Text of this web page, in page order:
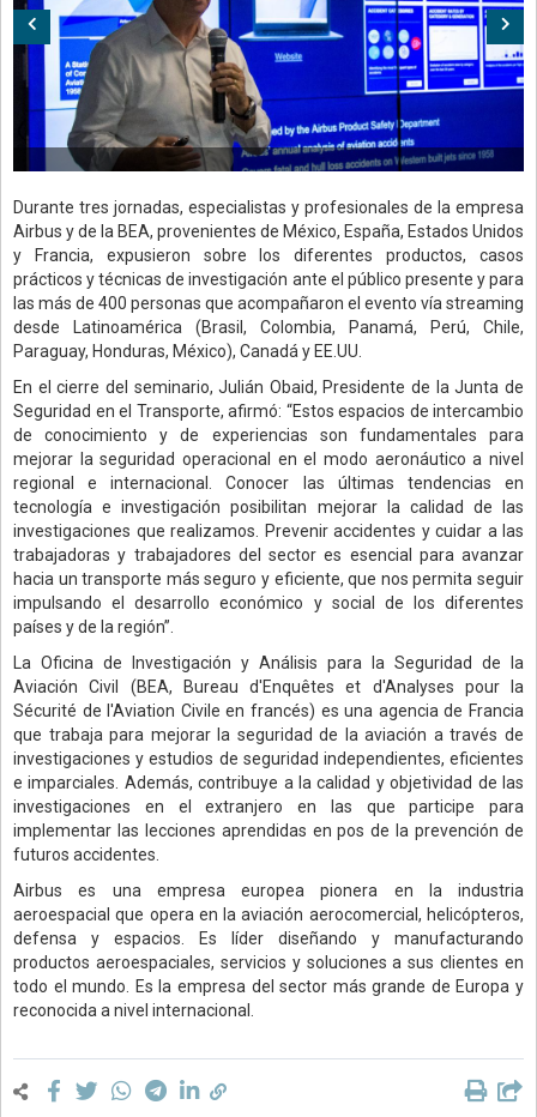
Anterior
Durante tres jornadas, especialistas y profesionales de la empresa
Airbus y de la BEA, provenientes de México, España, Estados Unidos
y Francia, expusieron sobre los diferentes productos, casos
prácticos y técnicas de investigación ante el público presente y para
las más de 400 personas que acompañaron el evento vía streaming
desde Latinoamérica (Brasil, Colombia, Panamá, Perú, Chile,
Paraguay, Honduras, México), Canadá y EE.UU.
En el cierre del seminario, Julián Obaid, Presidente de la Junta de
Seguridad en el Transporte, afirmó: “Estos espacios de intercambio
de conocimiento y de experiencias son fundamentales para
mejorar la seguridad operacional en el modo aeronáutico a nivel
regional e internacional. Conocer las últimas tendencias en
tecnología e investigación posibilitan mejorar la calidad de las
investigaciones que realizamos. Prevenir accidentes y cuidar a las
trabajadoras y trabajadores del sector es esencial para avanzar
hacia un transporte más seguro y eficiente, que nos permita seguir
impulsando el desarrollo económico y social de los diferentes
países y de la región”.
La Oficina de Investigación y Análisis para la Seguridad de la
Aviación Civil (BEA, Bureau d'Enquêtes et d'Analyses pour la
Sécurité de l'Aviation Civile en francés) es una agencia de Francia
que trabaja para mejorar la seguridad de la aviación a través de
investigaciones y estudios de seguridad independientes, eficientes
e imparciales. Además, contribuye a la calidad y objetividad de las
investigaciones en el extranjero en las que participe para
implementar las lecciones aprendidas en pos de la prevención de
futuros accidentes.
Airbus es una empresa europea pionera en la industria
aeroespacial que opera en la aviación aerocomercial, helicópteros,
defensa y espacios. Es líder diseñando y manufacturando
productos aeroespaciales, servicios y soluciones a sus clientes en
todo el mundo. Es la empresa del sector más grande de Europa y
reconocida a nivel internacional.